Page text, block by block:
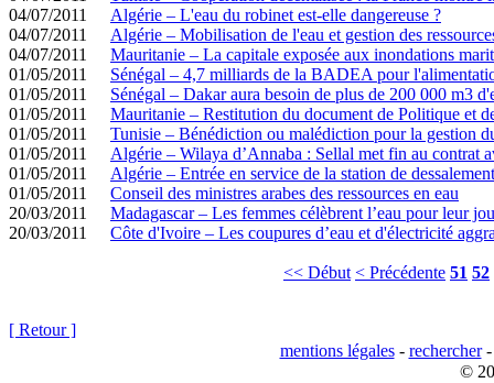
04/07/2011
Algérie – L'eau du robinet est-elle dangereuse ?
04/07/2011
Algérie – Mobilisation de l'eau et gestion des
04/07/2011
Mauritanie – La capitale exposée aux inondations
01/05/2011
Sénégal – 4,7 milliards de la BADEA pour
01/05/2011
Sénégal – Dakar aura besoin de plus de 200 000 m3
01/05/2011
Mauritanie – Restitution du document de Politique et
01/05/2011
Tunisie – Bénédiction ou malédiction pour la gestion
01/05/2011
Algérie – Wilaya d’Annaba : Sellal met fin au contrat
01/05/2011
Algérie – Entrée en service de la station de
01/05/2011
Conseil des ministres arabes des ressources en eau
20/03/2011
Madagascar – Les femmes célèbrent l’eau pour leur
20/03/2011
Côte d'Ivoire – Les coupures d’eau et d'électricité
<< Début < Précédente 51 52
[ Retour ]
mentions légales- rechercher
©